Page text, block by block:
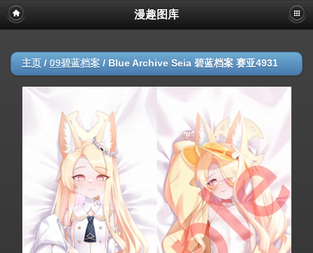
漫趣图库
主页 / 09碧蓝档案 / Blue Archive Seia 碧蓝档案 赛亚4931